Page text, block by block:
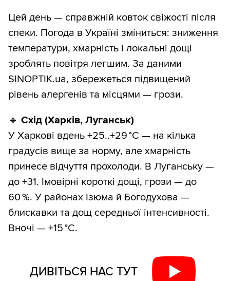
Цей день — справжній ковток свіжості після
спеки. Погода в Україні зміниться: зниження
температури, хмарність і локальні дощі
зроблять повітря легшим. За даними
SINOPTIK.ua, збережеться підвищений
рівень алергенів та місцями — грози.
🔹 Схід (Харків, Луганськ)
У Харкові вдень +25..+29 °C — на кілька
градусів вище за норму, але хмарність
принесе відчуття прохолоди. В Луганську —
до +31. Імовірні короткі дощі, грози — до
60 %. У районах Ізюма й Богодухова —
блискавки та дощ середньої інтенсивності.
Вночі — +15 °C.
ДИВІТЬСЯ НАС ТУТ